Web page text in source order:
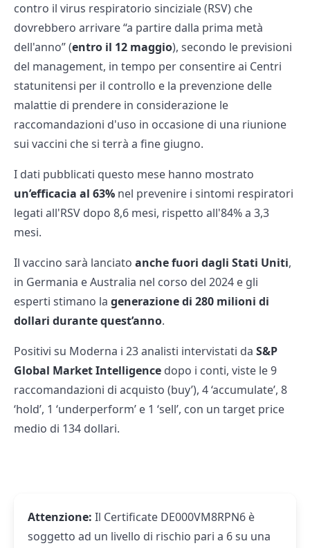
contro il virus respiratorio sinciziale (RSV) che
dovrebbero arrivare “a partire dalla prima metà
dell'anno” (entro il 12 maggio), secondo le previsioni
del management, in tempo per consentire ai Centri
statunitensi per il controllo e la prevenzione delle
malattie di prendere in considerazione le
raccomandazioni d'uso in occasione di una riunione
sui vaccini che si terrà a fine giugno.
I dati pubblicati questo mese hanno mostrato
un’efficacia al 63% nel prevenire i sintomi respiratori
legati all'RSV dopo 8,6 mesi, rispetto all'84% a 3,3
mesi.
Il vaccino sarà lanciato anche fuori dagli Stati Uniti,
in Germania e Australia nel corso del 2024 e gli
esperti stimano la generazione di 280 milioni di
dollari durante quest’anno.
Positivi su Moderna i 23 analisti intervistati da S&P
Global Market Intelligence dopo i conti, viste le 9
raccomandazioni di acquisto (buy’), 4 ‘accumulate’, 8
‘hold’, 1 ‘underperform’ e 1 ‘sell’, con un target price
medio di 134 dollari.
Attenzione: Il Certificate DE000VM8RPN6 è
soggetto ad un livello di rischio pari a 6 su una